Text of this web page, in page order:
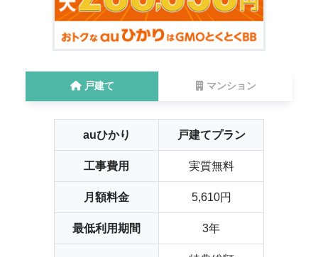
戸建て マンション
auひかり 戸建てプラン
工事費用 実質無料
月額料金 5,610円
最低利用期間 3年